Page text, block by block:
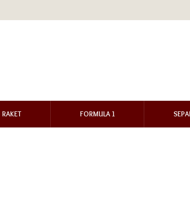
RAKET FORMULA 1